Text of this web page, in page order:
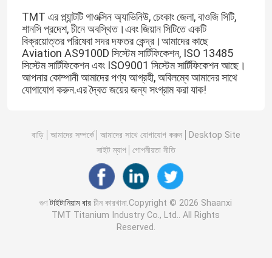
TMT এর প্ল্যান্টটি গাওক্সিন অ্যাভিনিউ, চেংকাং জেলা, বাওজি সিটি,
শানসি প্রদেশ, চীনে অবস্থিত।এবং জিয়ান সিটিতে একটি
বিক্রয়োত্তর পরিষেবা সদর দফতর কেন্দ্র।আমাদের কাছে
Aviation AS9100D সিস্টেম সার্টিফিকেশন, ISO 13485
সিস্টেম সার্টিফিকেশন এবং ISO9001 সিস্টেম সার্টিফিকেশন আছে।
আপনার কোম্পানী আমাদের পণ্য আগ্রহী, অবিলম্বে আমাদের সাথে
যোগাযোগ করুন.এর দ্বৈত জয়ের জন্য সংগ্রাম করা যাক!
বাড়ি আমাদের সম্পর্কে আমাদের সাথে যোগাযোগ করুন
Desktop Site
সাইট ম্যাপ
গোপনীয়তা নীতি
গুণটাইটানিয়াম বার চীন কারখানা.Copyright © 2026 Shaanxi
TMT Titanium Industry Co., Ltd.. All Rights
Reserved.